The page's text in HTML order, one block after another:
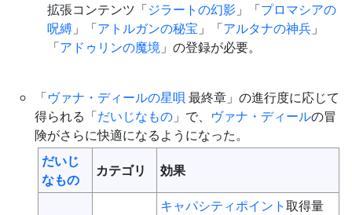
拡張コンテンツ「ジラートの幻影 」「プロマシアの
呪縛 」「アトルガンの秘宝 」「アルタナの神兵 」
「アドゥリンの魔境 」の登録が必要。
「ヴァナ・ディールの星唄 最終章」の進行度に応じて
得られる「だいじなもの 」で、 ヴァナ・ディールの冒
険がさらに快適になるようになった。
だいじ
なもの
カテゴリ 効果
キャパシティポイント取得量